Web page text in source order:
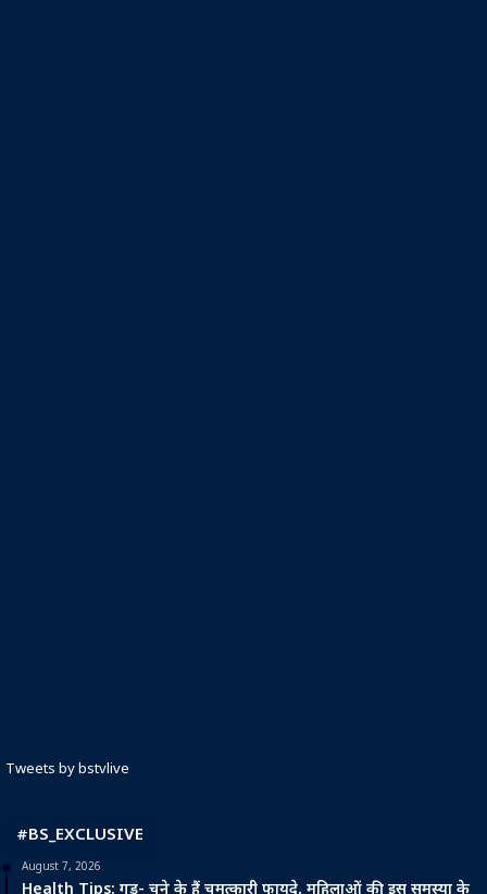
Tweets by bstvlive
#BS_EXCLUSIVE
August 7, 2026